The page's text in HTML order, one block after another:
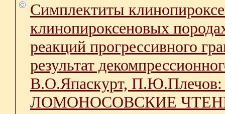
Симплектиты
клинопироксеновых
реакций прогрессивного
результат
В.О.Япаскурт, П.Ю.Плечов:
ЛОМОНОСОВСКИЕ